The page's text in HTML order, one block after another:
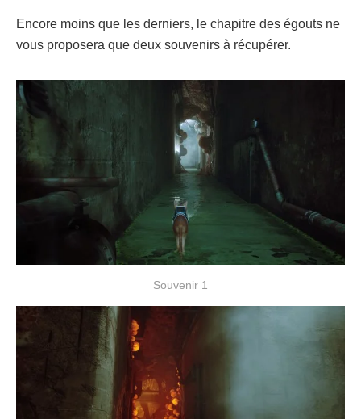
Encore moins que les derniers, le chapitre des égouts ne
vous proposera que deux souvenirs à récupérer.
Souvenir 1